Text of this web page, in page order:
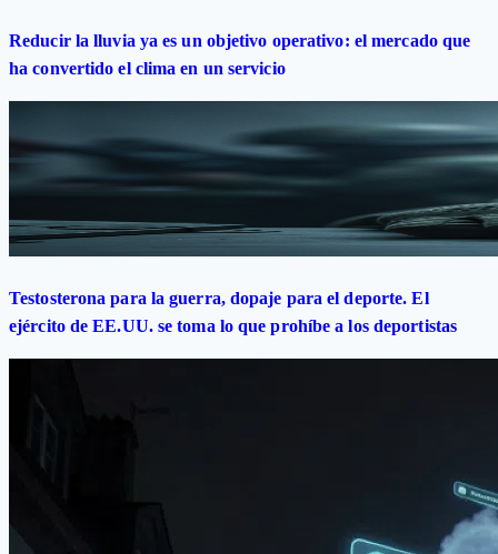
Reducir la lluvia ya es un objetivo operativo: el mercado que
ha convertido el clima en un servicio
Testosterona para la guerra, dopaje para el deporte. El
ejército de EE.UU. se toma lo que prohíbe a los deportistas